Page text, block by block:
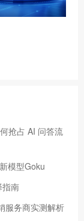
抢占 AI 问答流
模型Goku
指南
服务商实测解析